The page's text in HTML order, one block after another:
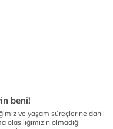
beni!
ve yaşam süreçlerine dahil
olmadığı